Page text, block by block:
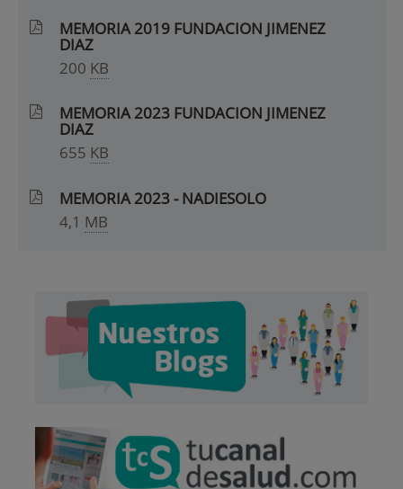
MEMORIA 2019 FUNDACION JIMENEZ
DIAZ
200 KB
MEMORIA 2023 FUNDACION JIMENEZ
DIAZ
655 KB
MEMORIA 2023 - NADIESOLO
4,1 MB